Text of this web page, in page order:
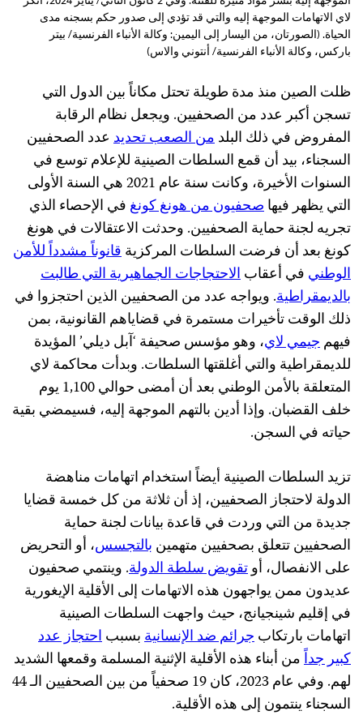
لاي الاتهامات الموجهة إليه والتي قد تؤدي إلى صدور حكم بسجنه مدى
الحياة. (الصورتان، من اليسار إلى اليمين: وكالة الأنباء الفرنسية/ بيتر
باركس، وكالة الأنباء الفرنسية/ أنتوني والاس)
ظلت الصين منذ مدة طويلة تحتل مكاناً بين الدول التي
تسجن أكبر عدد من الصحفيين. ويجعل نظام الرقابة
المفروض في ذلك البلدمن الصعب تحديد عدد الصحفيين
السجناء، بيد أن قمع السلطات الصينية للإعلام توسع في
السنوات الأخيرة، وكانت سنة عام 2021 هي السنة الأولى
التي يظهر فيهاصحفيون من هونغ كونغ في الإحصاء الذي
تجريه لجنة حماية الصحفيين. وحدثت الاعتقالات في هونغ
كونغ بعد أن فرضت السلطات المركزيةقانوناً مشدداً للأمن
الوطني في أعقابالاحتجاجات الجماهيرية التي طالبت
بالديمقراطية. ويواجه عدد من الصحفيين الذين احتجزوا في
ذلك الوقت تأخيرات مستمرة في قضاياهم القانونية، بمن
فيهمجيمي لاي، وهو مؤسس صحيفة ‘آبل ديلي’ المؤيدة
للديمقراطية والتي أغلقتها السلطات. وبدأت محاكمة لاي
المتعلقة بالأمن الوطني بعد أن أمضى حوالي 1,100 يوم
خلف القضبان. وإذا أدين بالتهم الموجهة إليه، فسيمضي بقية
حياته في السجن.
تزيد السلطات الصينية أيضاً استخدام اتهامات مناهضة
الدولة لاحتجاز الصحفيين، إذ أن ثلاثة من كل خمسة قضايا
جديدة من التي وردت في قاعدة بيانات لجنة حماية
الصحفيين تتعلق بصحفيين متهمين بالتجسس، أو التحريض
على الانفصال، أوتقويض سلطة الدولة. وينتمي صحفيون
عديدون ممن يواجهون هذه الاتهامات إلى الأقلية الإيغورية
في إقليم شينجيانج، حيث واجهت السلطات الصينية
اتهامات بارتكابجرائم ضد الإنسانيةبسبباحتجاز عدد
كبير جداًمن أبناء هذه الأقلية الإثنية المسلمة وقمعها الشديد
لهم. وفي عام 2023، كان 19 صحفياً من بين الصحفيين الـ 44
السجناء ينتمون إلى هذه الأقلية.